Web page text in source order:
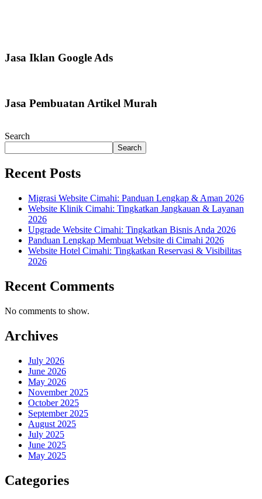
Jasa Iklan Google Ads
Jasa Pembuatan Artikel Murah
Search
Search
Recent Posts
Migrasi Website Cimahi: Panduan Lengkap & Aman 2026
Website Klinik Cimahi: Tingkatkan Jangkauan & Layanan
2026
Upgrade Website Cimahi: Tingkatkan Bisnis Anda 2026
Panduan Lengkap Membuat Website di Cimahi 2026
Website Hotel Cimahi: Tingkatkan Reservasi & Visibilitas
2026
Recent Comments
No comments to show.
Archives
July 2026
June 2026
May 2026
November 2025
October 2025
September 2025
August 2025
July 2025
June 2025
May 2025
Categories